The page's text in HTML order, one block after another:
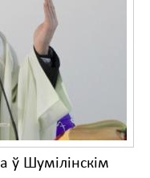
ў Шумілінскім